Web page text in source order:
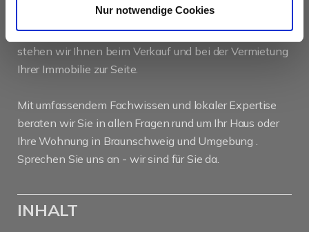
Nur notwendige Cookies
Als kompetenterImmobilienmakler in Braunschweig
stehen wir Ihnen beim Verkauf und bei der Vermietung
Ihrer Immobilie zur Seite.
Mit umfassendem Fachwissen und lokaler Expertise
beraten wir Sie in allen Fragen rund um Ihr Haus oder
Ihre Wohnung in Braunschweig und Umgebung .
Sprechen Sie uns an - wir sind für Sie da.
INHALT